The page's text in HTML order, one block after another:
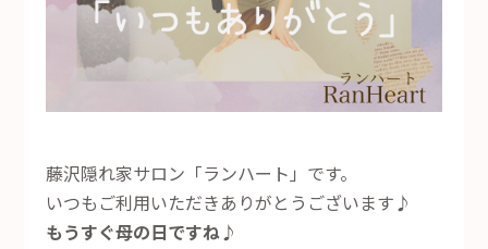
藤沢隠れ家サロン「ランハート」です。
いつもご利用いただきありがとうございます♪
もうすぐ母の日ですね♪